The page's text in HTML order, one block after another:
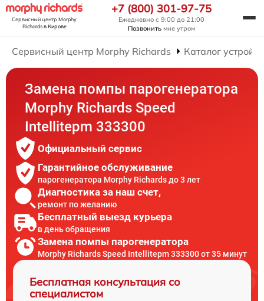
Сервисный центр Morphy
Richardsв Кирове
+7 (800) 301-97-75
Ежедневно с 9:00 до 21:00
Позвонить мне утром
Сервисный центр Morphy Richards Каталог
Замена помпы парогенератора
Morphy Richards Speed
Intellitepm 333300
Официальный сервис
Гарантийное обслуживание
парогенератора Morphy Richards до 3 лет
Диагностика за наш счет,
ремонт по желанию
Бесплатный выезд курьера
в день обращения
Замена помпы парогенератора
Morphy Richards Speed Intellitepm 333300 от 35 минут
Бесплатная консультация со
специалистом